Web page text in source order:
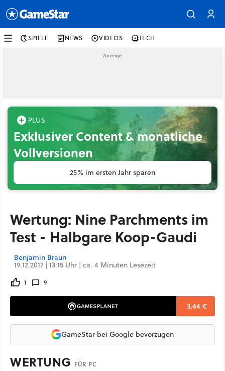
SPIELE NEWS VIDEOS TECH
Exklusiver Content & monatliche
Vollversionen
25% im ersten Jahr sparen
Wertung: Nine Parchments im
Test - Halbgare Koop-Gaudi
Benjamin Braun
19.12.2017 | 13:15 Uhr | ca. 4 Minuten Lesezeit
1 9
3,44 €
GameStar bei Google bevorzugen
WERTUNG FÜR PC